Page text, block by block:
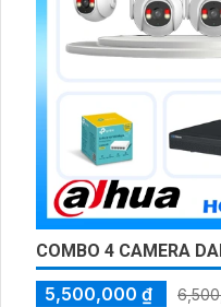
COMBO 4 CAMERA
5,500,000 ₫